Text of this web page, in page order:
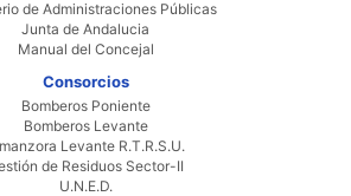
de Administraciones Públicas
Junta de Andalucia
Manual del Concejal
Consorcios
Bomberos Poniente
Bomberos Levante
Levante R.T.R.S.U.
de Residuos Sector-II
U.N.E.D.